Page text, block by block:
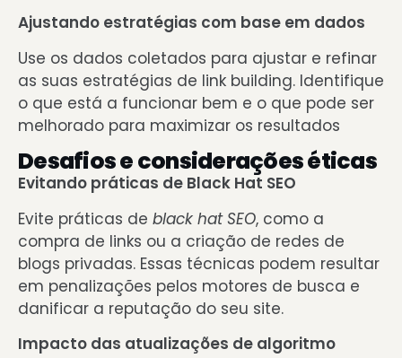
Ajustando estratégias com base em dados
Use os dados coletados para ajustar e refinar
as suas estratégias de link building. Identifique
o que está a funcionar bem e o que pode ser
melhorado para maximizar os resultados
Desafios e considerações éticas
Evitando práticas de Black Hat SEO
Evite práticas de black hat SEO, como a
compra de links ou a criação de redes de
blogs privadas. Essas técnicas podem resultar
em penalizações pelos motores de busca e
danificar a reputação do seu site.
Impacto das atualizações de algoritmo